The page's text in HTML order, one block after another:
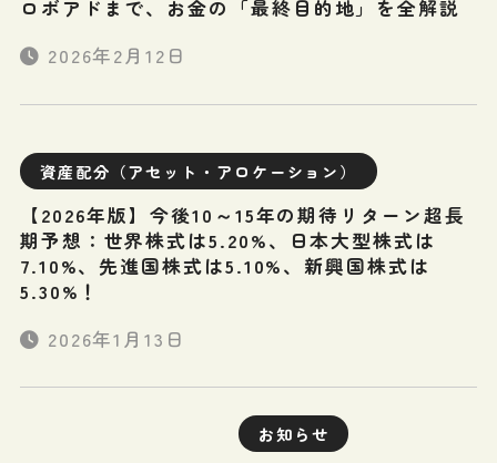
ロボアドまで、お金の「最終目的地」を全解説
2026年2月12日
資産配分（アセット・アロケーション）
【2026年版】今後10～15年の期待リターン超長
期予想：世界株式は5.20%、日本大型株式は
7.10%、先進国株式は5.10%、新興国株式は
5.30%！
2026年1月13日
お知らせ